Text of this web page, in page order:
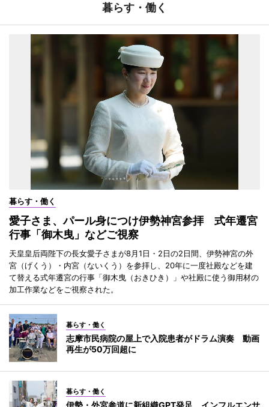
暮らす・働く
暮らす・働く
愛子さま、パール身につけ伊勢神宮参拝 式年遷宮
行事「御木曳」などご視察
天皇皇后両陛下の長女愛子さまが8月1日・2日の2日間、伊勢神宮の外
宮（げくう）・内宮（ないくう）を参拝し、20年に一度社殿などを建
て替える式年遷宮の行事「御木曳（おきひき）」や社殿に使う御用材の
加工作業などをご視察された。
暮らす・働く
志摩市民病院の屋上で入院患者がドラム演奏 動画
再生が50万回超に
暮らす・働く